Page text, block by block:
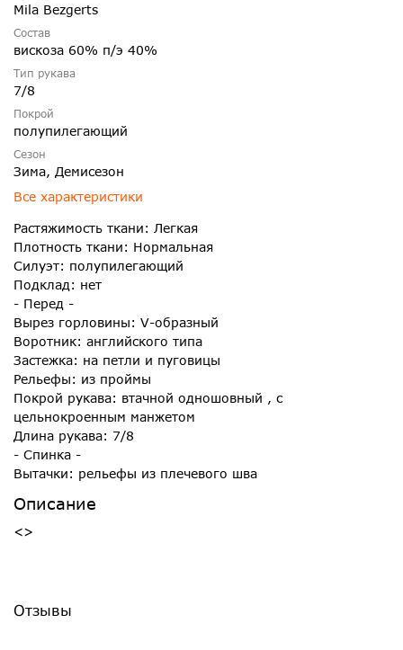
Mila Bezgerts
Состав
вискоза 60% п/э 40%
Тип рукава
7/8
Покрой
полупилегающий
Сезон
Зима, Демисезон
Все характеристики
Растяжимость ткани: Легкая
Плотность ткани: Нормальная
Силуэт: полупилегающий
Подклад: нет
- Перед -
Вырез горловины: V-образный
Воротник: английского типа
Застежка: на петли и пуговицы
Рельефы: из проймы
Покрой рукава: втачной одношовный , с
цельнокроенным манжетом
Длина рукава: 7/8
- Спинка -
Вытачки: рельефы из плечевого шва
Описание
<>
Отзывы